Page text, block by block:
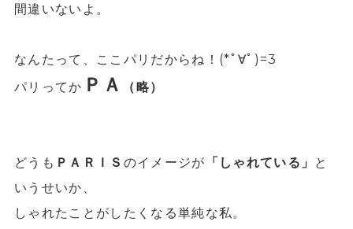
間違いないよ。
なんたって、ここパリだからね！(*ﾟ∀ﾟ)=3
パリってか ＰＡ （略）
どうも ＰＡＲＩＳ のイメージが 「しゃれている」 と
いうせいか、
しゃれたことがしたくなる単純な私。